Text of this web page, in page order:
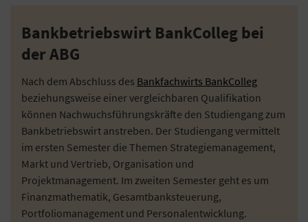
Bankbetriebswirt BankColleg bei
der ABG
Nach dem Abschluss des Bankfachwirts BankColleg
beziehungsweise einer vergleichbaren Qualifikation
können Nachwuchsführungskräfte den Studiengang zum
Bankbetriebswirt anstreben. Der Studiengang vermittelt
im ersten Semester die Themen Strategiemanagement,
Markt und Vertrieb, Organisation und
Projektmanagement. Im zweiten Semester geht es um
Finanzmathematik, Gesamtbanksteuerung,
Portfoliomanagement und Personalentwicklung.